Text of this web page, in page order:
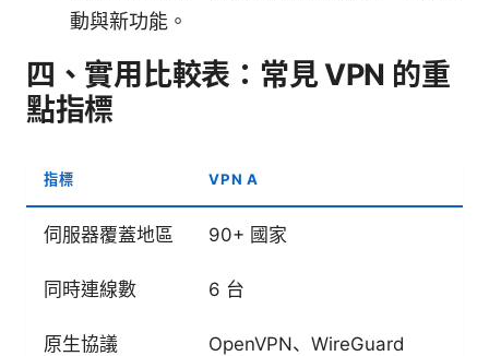
動與新功能。
四、實用比較表：常見 VPN 的重
點指標
指標 VPN A
伺服器覆蓋地區 90+ 國家
同時連線數 6 台
原生協議 OpenVPN、WireGuard